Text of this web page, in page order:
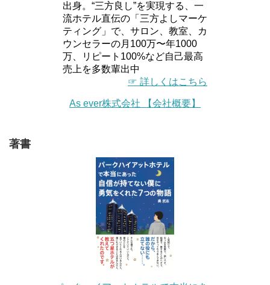
出身。“三方良し”を実現する、一
流ホテル直伝の「三方よしマーケ
ティング」で、サロン、教室、カ
ウンセラーの月100万〜年1000
万、リピート100%など自己最高
売上を多数輩出中
☞ 詳しくはこちら
As ever株式会社 【会社概要】
著書